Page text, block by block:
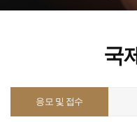
국
응모 및 접수